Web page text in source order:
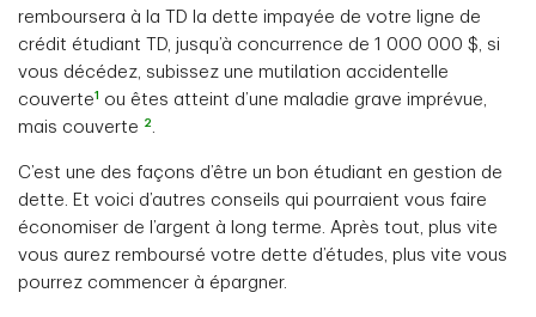
remboursera à la TD la dette impayée de votre ligne de
crédit étudiant TD, jusqu’à concurrence de 1 000 000 $, si
vous décédez, subissez une mutilation accidentelle
couverte1
ou êtes atteint d’une maladie grave imprévue,
mais couverte 2 .
C’est une des façons d’être un bon étudiant en gestion de
dette. Et voici d’autres conseils qui pourraient vous faire
économiser de l’argent à long terme. Après tout, plus vite
vous aurez remboursé votre dette d’études, plus vite vous
pourrez commencer à épargner.